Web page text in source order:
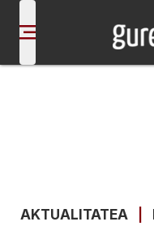
AKTUALITATEA